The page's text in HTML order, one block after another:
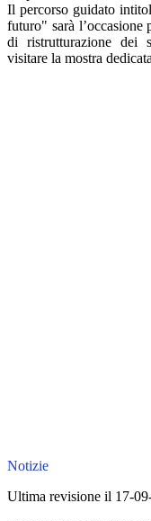
Il percorso guidato
futuro" sarà
di ristrutturazione dei
visitare la mostra
Notizie
Ultima revisione il 17-